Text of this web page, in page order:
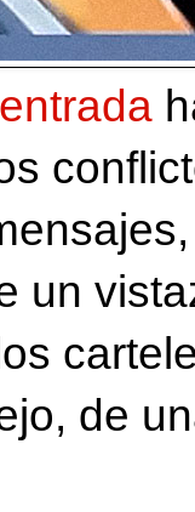
un
de